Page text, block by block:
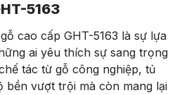
5163
cao cấp GHT-5163 là sự lựa
ai yêu thích sự sang trọng
tác từ gỗ công nghiệp, tủ
bền vượt trội mà còn mang lại